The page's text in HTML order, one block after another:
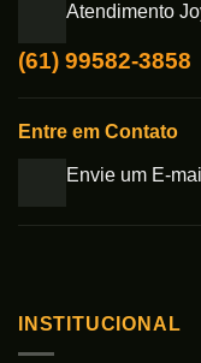
Atendimento
(61) 99582-3858
Entre em Contato
Envie um E-mail
INSTITUCIONAL